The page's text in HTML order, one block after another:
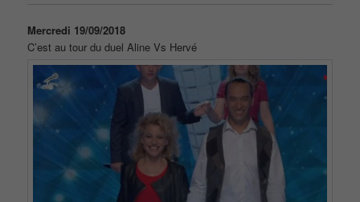
Mercredi 19/09/2018
C’est au tour du duel Aline Vs Hervé